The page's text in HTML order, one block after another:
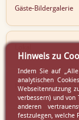
Gäste-Bildergalerie
Newsletter
Hinweis zu
Indem Sie auf
analytischen
Webseitennutzung
verbessern) und von
anderen
festzulegen, welche